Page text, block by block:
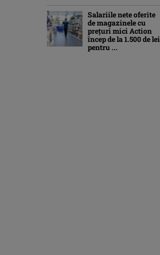
Salariile nete oferite
de magazinele cu
prețuri mici Action
încep de la 1.500 de lei
pentru ...